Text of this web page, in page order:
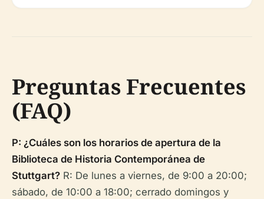
Preguntas Frecuentes
(FAQ)
P: ¿Cuáles son los horarios de apertura de la
Biblioteca de Historia Contemporánea de
Stuttgart? R: De lunes a viernes, de 9:00 a 20:00;
sábado, de 10:00 a 18:00; cerrado domingos y